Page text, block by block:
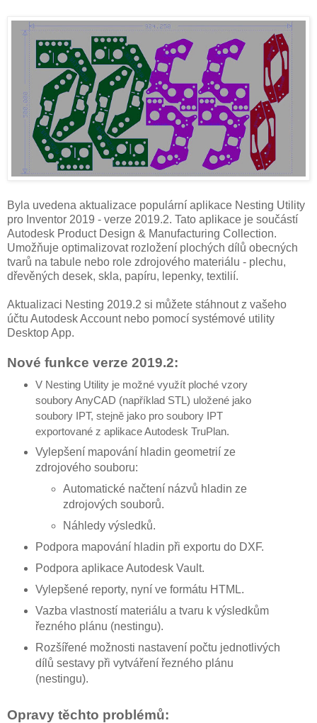
Byla uvedena aktualizace populární aplikace Nesting Utility
pro Inventor 2019 - verze 2019.2. Tato aplikace je součástí
Autodesk Product Design & Manufacturing Collection.
Umožňuje optimalizovat rozložení plochých dílů obecných
tvarů na tabule nebo role zdrojového materiálu - plechu,
dřevěných desek, skla, papíru, lepenky, textilií.
Aktualizaci Nesting 2019.2 si můžete stáhnout z vašeho
účtu Autodesk Account nebo pomocí systémové utility
Desktop App.
Nové funkce verze 2019.2:
V Nesting Utility je možné využít ploché vzory
soubory AnyCAD (například STL) uložené jako
soubory IPT, stejně jako pro soubory IPT
exportované z aplikace Autodesk TruPlan.
Vylepšení mapování hladin geometrií ze
zdrojového souboru:
Automatické načtení názvů hladin ze
zdrojových souborů.
Náhledy výsledků.
Podpora mapování hladin při exportu do DXF.
Podpora aplikace Autodesk Vault.
Vylepšené reporty, nyní ve formátu HTML.
Vazba vlastností materiálu a tvaru k výsledkům
řezného plánu (nestingu).
Rozšířené možnosti nastavení počtu jednotlivých
dílů sestavy při vytváření řezného plánu
(nestingu).
Opravy těchto problémů: